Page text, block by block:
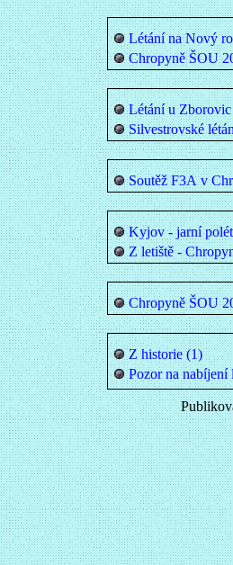
Létání na Nový
Chropyně ŠOU
Létání u
Silvestrovské
Soutěž F3A v
Kyjov - jarní
Z letiště -
Chropyně ŠOU
Z historie (1)
Pozor na nabíjení